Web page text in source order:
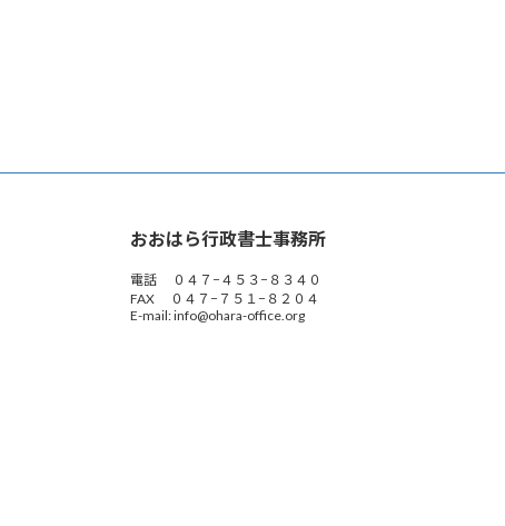
おおはら行政書士事務所
電話 ０４７−４５３−８３４０
FAX ０４７−７５１−８２０４
E-mail: info@ohara-office.org